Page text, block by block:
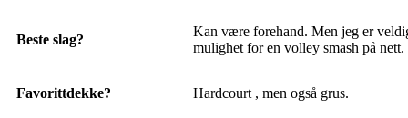
Beste slag?
Kan være forehand. Men jeg er
mulighet for en volley smash på nett.
Favorittdekke? Hardcourt , men også grus.